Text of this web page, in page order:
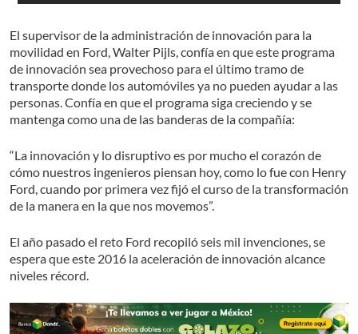
El supervisor de la administración de innovación para la
movilidad en Ford, Walter Pijls, confía en que este programa
de innovación sea provechoso para el último tramo de
transporte donde los automóviles ya no pueden ayudar a las
personas. Confía en que el programa siga creciendo y se
mantenga como una de las banderas de la compañía:
“La innovación y lo disruptivo es por mucho el corazón de
cómo nuestros ingenieros piensan hoy, como lo fue con Henry
Ford, cuando por primera vez fijó el curso de la transformación
de la manera en la que nos movemos”.
El año pasado el reto Ford recopiló seis mil invenciones, se
espera que este 2016 la aceleración de innovación alcance
niveles récord.